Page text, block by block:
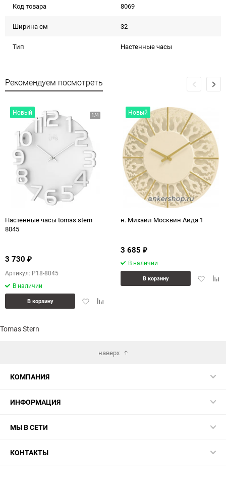
Код товара 8069
Ширина см 32
Тип Настенные часы
Рекомендуем посмотреть
Новый
Настенные часы tomas stern
8045
3 730 ₽
Артикул: P18-8045
В наличии
ДобавитьДобавить
В корзину
Новый
н. Михаил Москвин Аида 1
3 685 ₽
В наличии
В корзину
Tomas Stern
наверх
КОМПАНИЯ
ИНФОРМАЦИЯ
МЫ В СЕТИ
КОНТАКТЫ